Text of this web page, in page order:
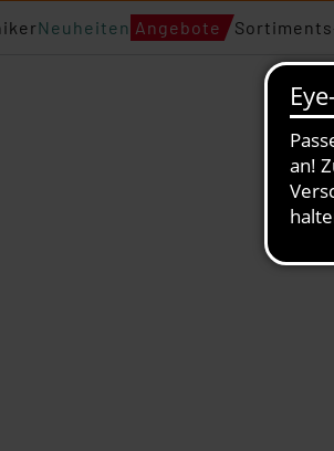
Neuheiten Angebote